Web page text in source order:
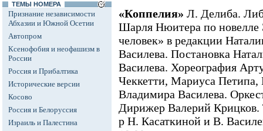
ТЕМЫ НОМЕРА
Признание независимости
Абхазии и Южной Осетии
Автопром
Ксенофобия и неофашизм в
России
Россия и Прибалтика
Исторические версии
Косово
Россия и Белоруссия
Израиль и Палестина
«Коппелия» Л. Делиба.
Шарля Нюитера по
человек» в редакции
Василева. Постановка
Василева. Хореография
Чеккетти, Мариуса Петипа,
Владимира Василева.
Дирижер Валерий Крицков.
р Н. Касаткиной и В.